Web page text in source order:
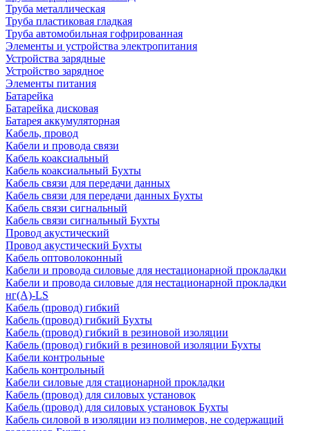
Труба металлическая
Труба пластиковая гладкая
Труба автомобильная гофрированная
Элементы и устройства электропитания
Устройства зарядные
Устройство зарядное
Элементы питания
Батарейка
Батарейка дисковая
Батарея аккумуляторная
Кабель, провод
Кабели и провода связи
Кабель коаксиальный
Кабель коаксиальный Бухты
Кабель связи для передачи данных
Кабель связи для передачи данных Бухты
Кабель связи сигнальный
Кабель связи сигнальный Бухты
Провод акустический
Провод акустический Бухты
Кабель оптоволоконный
Кабели и провода силовые для нестационарной прокладки
Кабели и провода силовые для нестационарной прокладки
нг(А)-LS
Кабель (провод) гибкий
Кабель (провод) гибкий Бухты
Кабель (провод) гибкий в резиновой изоляции
Кабель (провод) гибкий в резиновой изоляции Бухты
Кабели контрольные
Кабель контрольный
Кабели силовые для стационарной прокладки
Кабель (провод) для силовых установок
Кабель (провод) для силовых установок Бухты
Кабель силовой в изоляции из полимеров, не содержащий